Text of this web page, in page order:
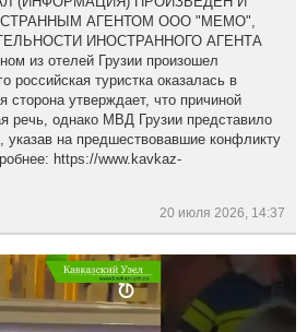
АГЕНТОМ ООО "МЕМО",
ИНОСТРАННОГО АГЕНТА
из отелей Грузии произошел
российская туристка оказалась в
сторона утверждает, что причиной
речь, однако МВД Грузии представило
указав на предшествовавшие конфликту
https://www.kavkaz-
20 июля 2026, 14:37